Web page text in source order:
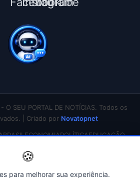
O SEU PORTAL DE NOTÍCIAS. Todos os
| Criado por Novatopnet
BRASILECONOMIAPOLÍTICAEDUCAÇÃO
ENTRETENIMENTO
🍪
para melhorar sua experiência.